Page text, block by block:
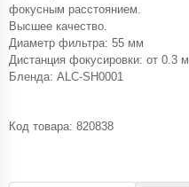
фокусным расстоянием.
Высшее качество.
Диаметр фильтра: 55 мм
Дистанция фокусировки: от 0.3 м
Бленда: ALC-SH0001
Код товара: 820838